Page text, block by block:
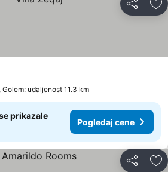
Deli
Golem: udaljenost 11.3 km
prikazale
Pogledaj cene
Deli